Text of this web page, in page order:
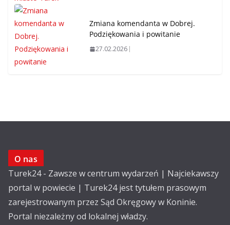
Zmiana komendanta w Dobrej.
Podziękowania i powitanie
27.02.2026
O nas
Turek24 - Zawsze w centrum wydarzeń | Najciekawszy
portal w powiecie | Turek24 jest tytułem prasowym
zarejestrowanym przez Sąd Okręgowy w Koninie.
Portal niezależny od lokalnej władzy.